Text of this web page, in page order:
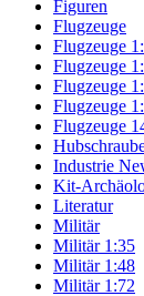
Figuren
Flugzeuge
Flugzeuge
Flugzeuge
Flugzeuge
Flugzeuge
Flugzeuge
Industrie
Kit-
Literatur
Militär
Militär 1:35
Militär 1:48
Militär 1:72